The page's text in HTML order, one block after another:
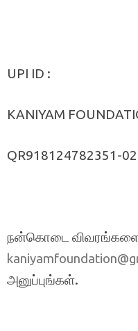
UPI ID :
KANIYAM
QR918124782351-
நன்கொடை
அனுப்புங்கள்.